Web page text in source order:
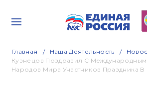
Главная Наша Деятельность
Кузнецов Поздравил С
Народов Мира Участников Праздника В